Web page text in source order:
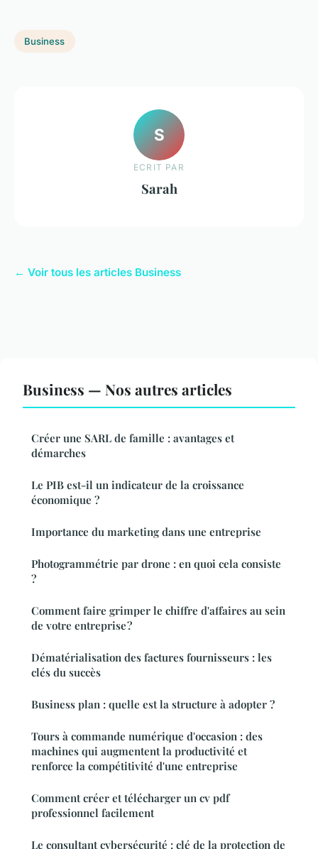
Business
S
ECRIT PAR
Sarah
← Voir tous les articles Business
Business — Nos autres articles
Créer une SARL de famille : avantages et
démarches
Le PIB est-il un indicateur de la croissance
économique ?
Importance du marketing dans une entreprise
Photogrammétrie par drone : en quoi cela consiste
?
Comment faire grimper le chiffre d'affaires au sein
de votre entreprise ?
Dématérialisation des factures fournisseurs : les
clés du succès
Business plan : quelle est la structure à adopter ?
Tours à commande numérique d'occasion : des
machines qui augmentent la productivité et
renforce la compétitivité d'une entreprise
Comment créer et télécharger un cv pdf
professionnel facilement
Le consultant cybersécurité : clé de la protection de